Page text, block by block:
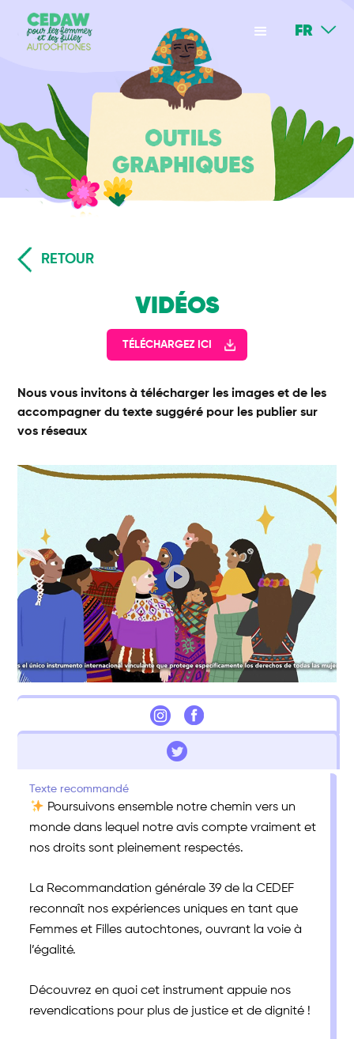
FR
RETOUR
VIDÉOS
TÉLÉCHARGEZ ICI
Nous vous invitons à télécharger les images et de les
accompagner du texte suggéré pour les publier sur
vos réseaux
Texte recommandé
Poursuivons ensemble notre chemin vers un
monde dans lequel notre avis compte vraiment et
nos droits sont pleinement respectés.
La Recommandation générale 39 de la CEDEF
reconnaît nos expériences uniques en tant que
Femmes et Filles autochtones, ouvrant la voie à
l’égalité.
Découvrez en quoi cet instrument appuie nos
revendications pour plus de justice et de dignité !